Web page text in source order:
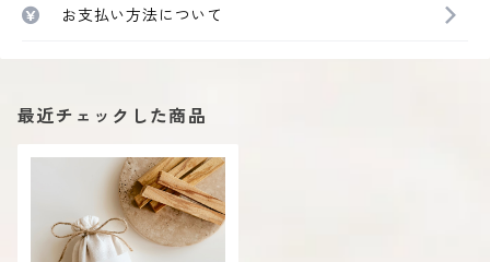
お支払い方法について
最近チェックした商品